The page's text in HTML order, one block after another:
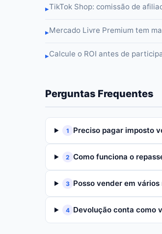
▸TikTok Shop: comissão de
▸Mercado Livre Premium tem
▸Calcule o ROI antes de
Perguntas Frequentes
1 Preciso pagar imposto
2 Como funciona o
3 Posso vender em
4 Devolução conta como